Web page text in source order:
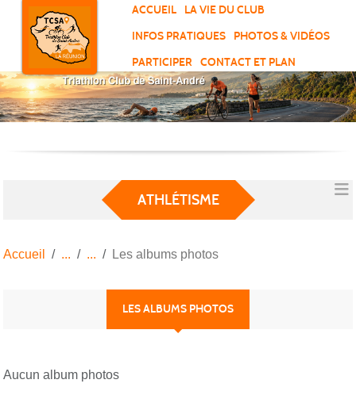
ACCUEIL
LA VIE DU CLUB
INFOS PRATIQUES
PHOTOS & VIDÉOS
PARTICIPER
CONTACT ET PLAN
ATHLÉTISME
Accueil Les albums photos
LES ALBUMS PHOTOS
Aucun album photos
Panneau de gestion des cookies